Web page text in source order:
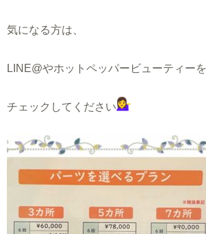
気になる方は、
LINE@やホットペッパービューティーを
チェックしてください